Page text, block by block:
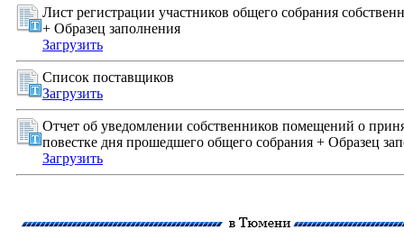
Лист регистрации участников общего собрания
+ Образец заполнения
Загрузить
Список поставщиков
Загрузить
Отчет об уведомлении собственников помещений о
повестке дня прошедшего общего собрания + Образец
Загрузить